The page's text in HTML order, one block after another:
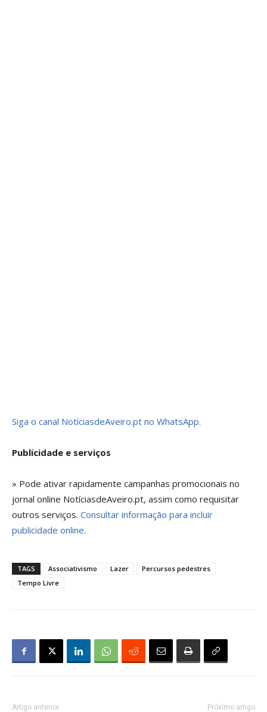
Siga o canal NotíciasdeAveiro.pt no WhatsApp.
Publicidade e serviços
» Pode ativar rapidamente campanhas promocionais no
jornal online NotíciasdeAveiro.pt, assim como requisitar
outros serviços. Consultar informação para incluir
publicidade online.
TAGS Associativismo Lazer
Percursos pedestres
Tempo Livre
Artigo anterior Próximo artigo